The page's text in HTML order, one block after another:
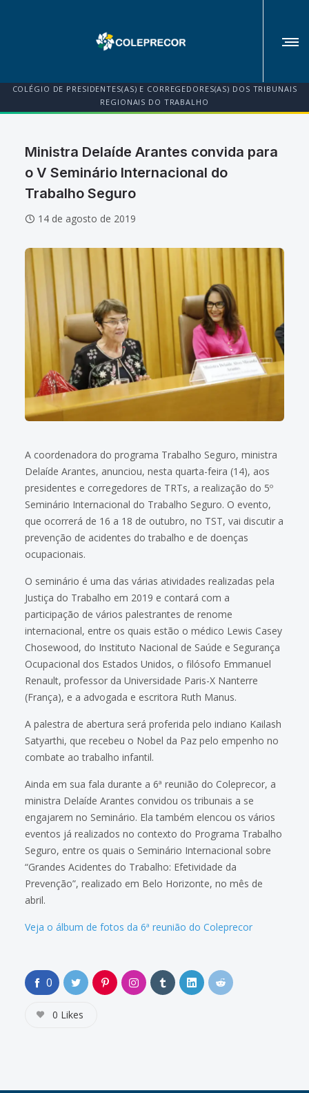
COLÉGIO DE PRESIDENTES(AS) E CORREGEDORES(AS) DOS TRIBUNAIS
REGIONAIS DO TRABALHO
Ministra Delaíde Arantes convida para
o V Seminário Internacional do
Trabalho Seguro
14 de agosto de 2019
A coordenadora do programa Trabalho Seguro, ministra
Delaíde Arantes, anunciou, nesta quarta-feira (14), aos
presidentes e corregedores de TRTs, a realização do 5º
Seminário Internacional do Trabalho Seguro. O evento,
que ocorrerá de 16 a 18 de outubro, no TST, vai discutir a
prevenção de acidentes do trabalho e de doenças
ocupacionais.
O seminário é uma das várias atividades realizadas pela
Justiça do Trabalho em 2019 e contará com a
participação de vários palestrantes de renome
internacional, entre os quais estão o médico Lewis Casey
Chosewood, do Instituto Nacional de Saúde e Segurança
Ocupacional dos Estados Unidos, o filósofo Emmanuel
Renault, professor da Universidade Paris-X Nanterre
(França), e a advogada e escritora Ruth Manus.
A palestra de abertura será proferida pelo indiano Kailash
Satyarthi, que recebeu o Nobel da Paz pelo empenho no
combate ao trabalho infantil.
Ainda em sua fala durante a 6ª reunião do Coleprecor, a
ministra Delaíde Arantes convidou os tribunais a se
engajarem no Seminário. Ela também elencou os vários
eventos já realizados no contexto do Programa Trabalho
Seguro, entre os quais o Seminário Internacional sobre
“Grandes Acidentes do Trabalho: Efetividade da
Prevenção”, realizado em Belo Horizonte, no mês de
abril.
Veja o álbum de fotos da 6ª reunião do Coleprecor
0
0 Likes